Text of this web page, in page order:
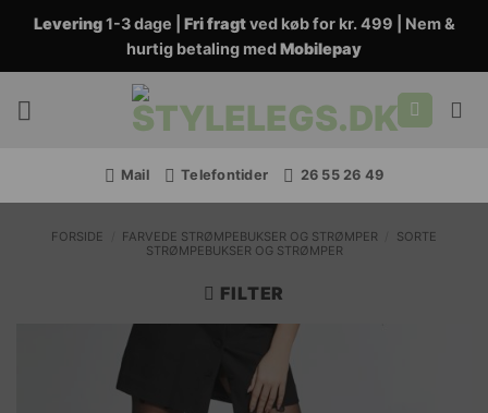
Fortsæt
indhold
Levering1-3 dage | Fri fragtved køb for kr. 499 | Nem &
hurtig betaling medMobilepay
Mail Telefontider 26 55 26 49
FORSIDE FARVEDE STRØMPEBUKSER OG STRØMPER
SORTE
STRØMPEBUKSER OG STRØMPER
FILTER